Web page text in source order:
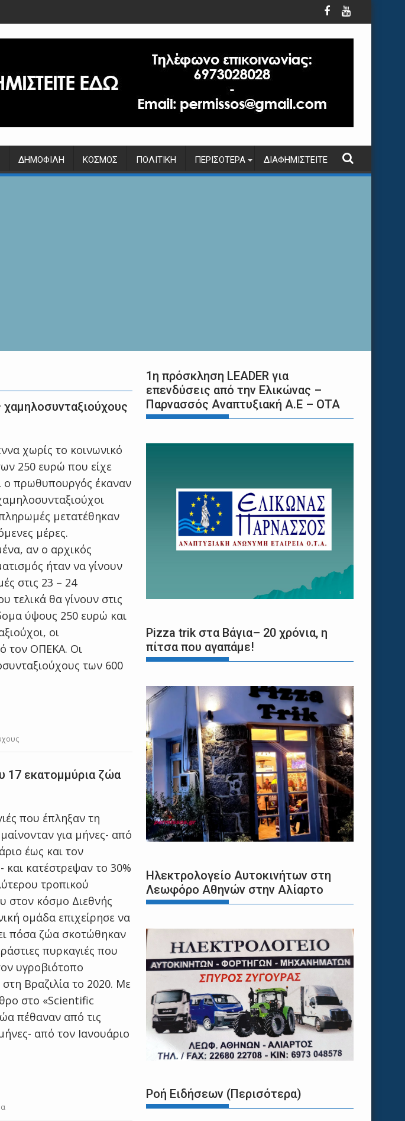
ΔΗΜΟΦΙΛΉ ΚΌΣΜΟΣ ΠΟΛΙΤΙΚΉ ΠΕΡΙΣΌΤΕΡΑ ΔΙΑΦΗΜΙΣΤΕΊΤΕ
χωρίς το κοινωνικό
250 ευρώ που είχε
ο πρωθυπουργός έκαναν
μετατέθηκαν
μέρες.
αν ο αρχικός
ήταν να γίνουν
στις 23 – 24
τελικά θα γίνουν στις
ύψους 250 ευρώ και
οι
τον ΟΠΕΚΑ. Οι
των 600
17 εκατομμύρια ζώα
που έπληξαν τη
για μήνες- από
έως και τον
και κατέστρεψαν το 30%
τροπικού
στον κόσμο Διεθνής
ομάδα επιχείρησε να
πόσα ζώα σκοτώθηκαν
πυρκαγιές που
υγροβιότοπο
Βραζιλία το 2020. Με
στο «Scientific
πέθαναν από τις
από τον Ιανουάριο
1η πρόσκληση LEADER για
επενδύσεις από την Ελικώνας –
Παρνασσός Αναπτυξιακή Α.Ε – ΟΤΑ
Pizza trik στα Βάγια– 20 χρόνια, η
πίτσα που αγαπάμε!
Ηλεκτρολογείο Αυτοκινήτων στη
Λεωφόρο Αθηνών στην Αλίαρτο
Ροή Ειδήσεων (Περισότερα)